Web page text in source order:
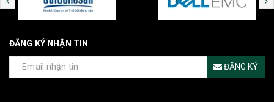
ĐĂNG KÝ NHẬN TIN
ĐĂNG KÝ